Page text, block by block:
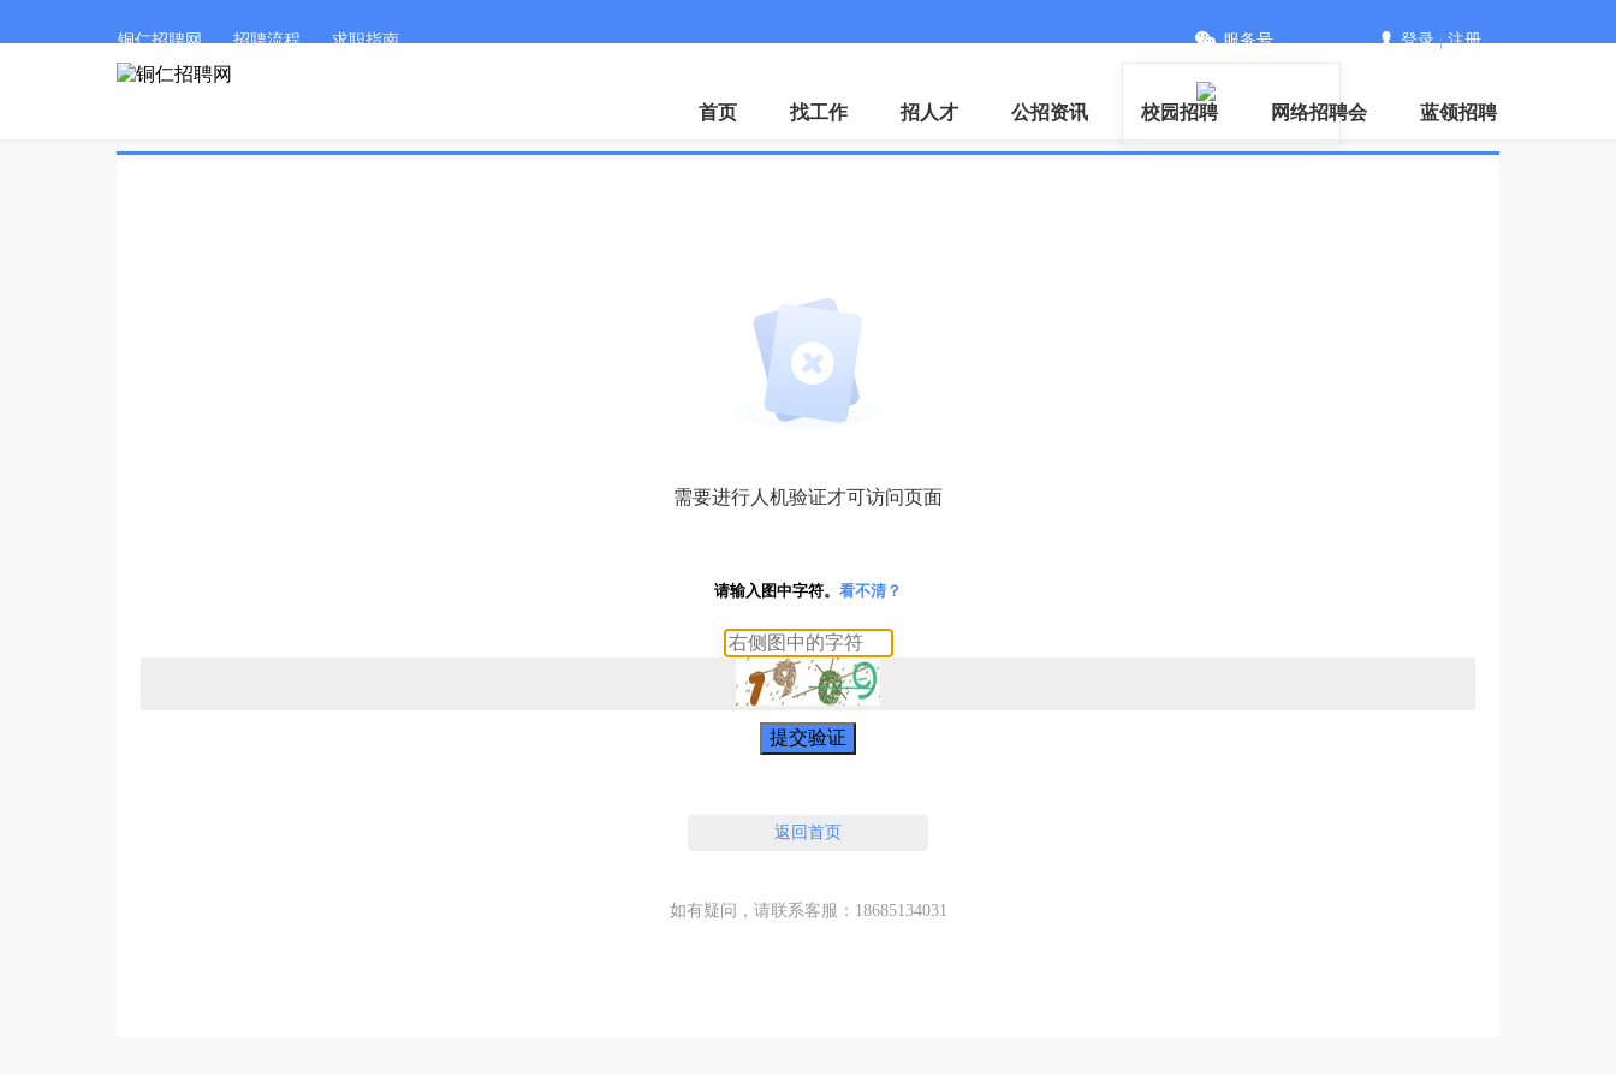
铜仁招聘网 招聘流程 求职指南 服务号 登录|注册
首页 找工作 招人才 公招资讯 校园招聘 网络招聘会 蓝领招聘
需要进行人机验证才可访问页面
请输入图中字符。 看不清？
提交验证
返回首页
如有疑问，请联系客服：18685134031